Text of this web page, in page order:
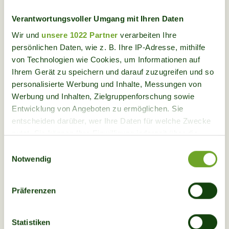
Verantwortungsvoller Umgang mit Ihren Daten
Wir und unsere 1022 Partner verarbeiten Ihre
persönlichen Daten, wie z. B. Ihre IP-Adresse, mithilfe
von Technologien wie Cookies, um Informationen auf
Ihrem Gerät zu speichern und darauf zuzugreifen und so
personalisierte Werbung und Inhalte, Messungen von
Werbung und Inhalten, Zielgruppenforschung sowie
Entwicklung von Angeboten zu ermöglichen. Sie
entscheiden darüber, wer Ihre Daten für welche Zwecke
nutzt. Sie können Ihre Einwilligung jederzeit über die
Trigger Symbol ändern oder widerrufen
Informationen über Ihre geografische Lage
können
Notwendig
Präferenzen
Statistiken
"Beim Bergwaldprojekt steht Qualität vor
Wie läuft eine typische